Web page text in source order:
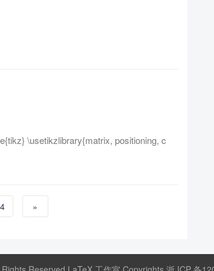
\usetikzlibrary{matrix, positioning, c
4 »